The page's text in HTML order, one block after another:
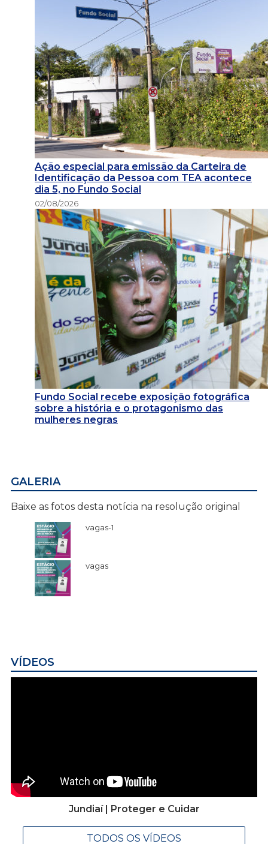
Ação especial para emissão da Carteira de
Identificação da Pessoa com TEA acontece
dia 5, no Fundo Social
02/08/2026
Fundo Social recebe exposição fotográfica
sobre a história e o protagonismo das
mulheres negras
GALERIA
Baixe as fotos desta notícia na resolução original
vagas-1
vagas
VÍDEOS
Jundiaí | Proteger e Cuidar
TODOS OS VÍDEOS